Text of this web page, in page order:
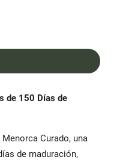
de 150 Días de
Curado, una
de maduración,